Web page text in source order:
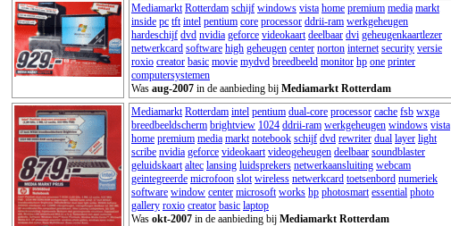
Mediamarkt Rotterdam schijf windows vista home premium media markt
inside pc tft intel pentium core processor ddrii-ram werkgeheugen
hardeschijf dvd nvidia geforce videokaart deelbaar dvi geheugenkaartlezer
netwerkcard software high geheugen center norton internet security versie
roxio creator basic movie mydvd breedbeeld monitor hp one printer
computersystemen
Was aug-2007 in de aanbieding bij Mediamarkt Rotterdam
Mediamarkt Rotterdam intel pentium dual-core processor cache fsb wxga
breedbeeldscherm brightview 1024 ddrii-ram werkgeheugen windows vista
home premium media markt notebook schijf dvd rewriter dual layer light
scribe nvidia geforce videokaart videogeheugen deelbaar soundblaster
geluidskaart altec lansing luidsprekers netwerkaansluiting webcam
geintegreerde microfoon slot wireless netwerkcard toetsenbord numeriek
software window center microsoft works hp photosmart essential photo
gallery roxio creator basic laptop
Was okt-2007 in de aanbieding bij Mediamarkt Rotterdam